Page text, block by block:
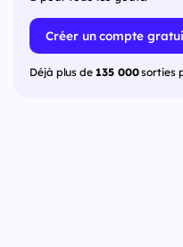
Créer un compte
Déjà plus de 135 000sorties